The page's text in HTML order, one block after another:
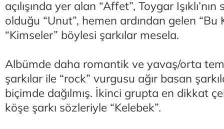
açılışında yer alan “Affet”, Toygar
olduğu “Unut”, hemen ardından gelen “Bu
“Kimseler” böylesi şarkılar mesela.
Albümde daha romantik ve yavaş/orta
şarkılar ile “rock” vurgusu ağır basan
biçimde dağılmış. İkinci grupta en dikkat
köşe şarkı sözleriyle “Kelebek”.